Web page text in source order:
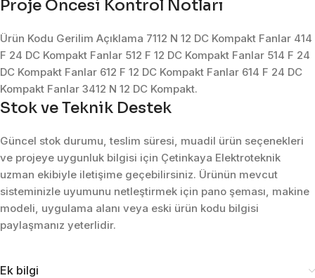
Proje Öncesi Kontrol Notları
Ürün Kodu Gerilim Açıklama 7112 N 12 DC Kompakt Fanlar 414
F 24 DC Kompakt Fanlar 512 F 12 DC Kompakt Fanlar 514 F 24
DC Kompakt Fanlar 612 F 12 DC Kompakt Fanlar 614 F 24 DC
Kompakt Fanlar 3412 N 12 DC Kompakt.
Stok ve Teknik Destek
Güncel stok durumu, teslim süresi, muadil ürün seçenekleri
ve projeye uygunluk bilgisi için Çetinkaya Elektroteknik
uzman ekibiyle iletişime geçebilirsiniz. Ürünün mevcut
sisteminizle uyumunu netleştirmek için pano şeması, makine
modeli, uygulama alanı veya eski ürün kodu bilgisi
paylaşmanız yeterlidir.
Ek bilgi